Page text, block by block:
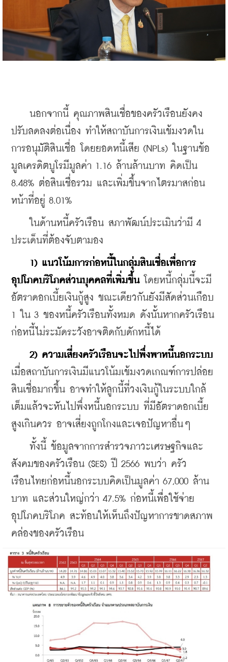
นอกจากนี้ คุณภาพสินเชื่อของครัวเรือนยังคง
ปรับลดลงต่อเนื่อง ทำให้สถาบันการเงินเข้มงวดใน
การอนุมัติสินเชื่อ โดยยอดหนี้เสีย (NPLs) ในฐานข้อ
มูลเครดิตบูโรมีมูลค่า 1.16 ล้านล้านบาท คิดเป็น
8.48% ต่อสินเชื่อรวม และเพิ่มขึ้นจากไตรมาสก่อน
หน้าที่อยู่ 8.01%
ในด้านหนี้ครัวเรือน สภาพัฒน์ประเมินว่ามี 4
ประเด็นที่ต้องจับตามอง
1) แนวโน้มการก่อหนี้ในกลุ่มสินเชื่อเพื่อการ
อุปโภคบริโภคส่วนบุคคลที่เพิ่มขึ้น โดยหนี้กลุ่มนี้จะมี
อัตราดอกเบี้ยเงินกู้สูง ขณะเดียวกันยังมีสัดส่วนเกือบ
1 ใน 3 ของหนี้ครัวเรือนทั้งหมด ดังนั้นหากครัวเรือน
ก่อหนี้ไม่ระมัดระวังอาจติดกับดักหนี้ได้
2) ความเสี่ยงครัวเรือนจะไปพึ่งพาหนี้นอกระบบ
เมื่อสถาบันการเงินมีแนวโน้มเข้มงวดเกณฑ์การปล่อย
สินเชื่อมากขึ้น อาจทำให้ลูกนี้ที่วงเงินกู้ในระบบใกล้
เต็มแล้วจะหันไปพึ่งหนี้นอกระบบ ที่มีอัตราดอกเบี้ย
สูงเกินควร อาจเสี่ยงถูกโกงและเจอปัญหาอื่นๆ
ทั้งนี้ ข้อมูลจากการสำรวจภาวะเศรษฐกิจและ
สังคมของครัวเรือน (SES) ปี 2566 พบว่า ครัว
เรือนไทยก่อหนี้นอกระบบคิดเป็นมูลค่า 67,000 ล้าน
บาท และส่วนใหญ่กว่า 47.5% ก่อหนี้เพื่อใช้จ่าย
อุปโภคบริโภค สะท้อนให้เห็นถึงปัญหาการขาดสภาพ
คล่องของครัวเรือน